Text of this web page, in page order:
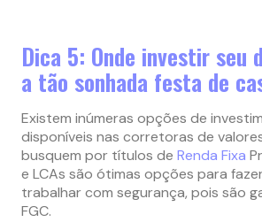
Dica 5: Onde investir seu
a tão sonhada festa de
Existem inúmeras opções de
disponíveis nas corretoras de
busquem por títulos de Renda Fixa
e LCAs são ótimas opções para
trabalhar com segurança, pois são
FGC.